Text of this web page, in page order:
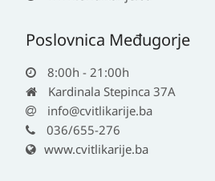
Poslovnica Međugorje
8:00h - 21:00h
Kardinala Stepinca 37A
info@cvitlikarije.ba
036/655-276
www.cvitlikarije.ba